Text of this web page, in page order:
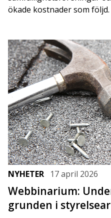
ökade kostnader som följd.
NYHETER 17 april 2026
Webbinarium:
grunden i